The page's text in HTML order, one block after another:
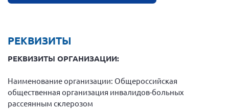
Волгоградская область
Воронежская область
Калининградская область
Кемеровская область
РЕКВИЗИТЫ
РЕКВИЗИТЫ ОРГАНИЗАЦИИ:
Наименование организации: Общероссийская
общественная организация инвалидов-больных
рассеянным склерозом